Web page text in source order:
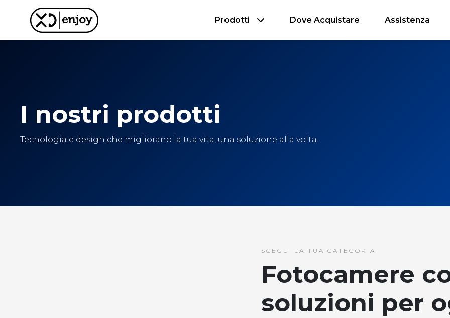
Prodotti Dove Acquistare Assistenza
I nostri prodotti
Tecnologia e design che migliorano la tua vita, una soluzione alla volta.
SCEGLI LA TUA CATEGORIA
Fotocamere
soluzioni per